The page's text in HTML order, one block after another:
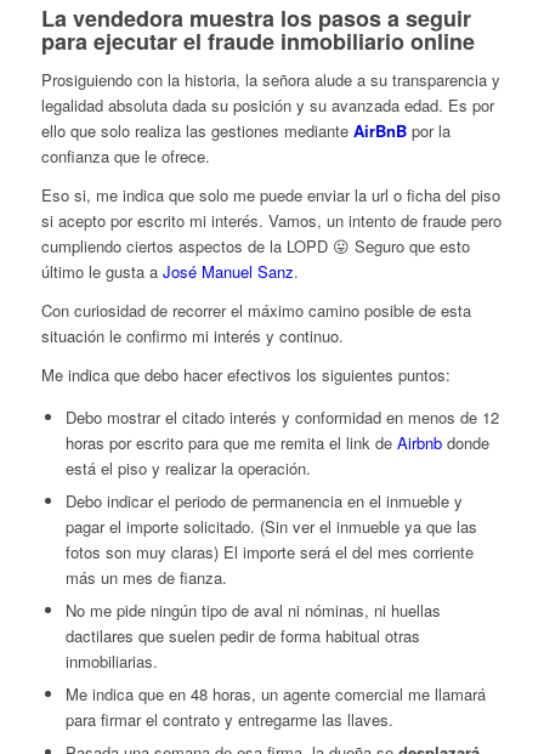
La vendedora muestra los pasos a seguir
para ejecutar el fraude inmobiliario online
Prosiguiendo con la historia, la señora alude a su transparencia y
legalidad absoluta dada su posición y su avanzada edad. Es por
ello que solo realiza las gestiones mediante AirBnBpor la
confianza que le ofrece.
Eso si, me indica que solo me puede enviar la url o ficha del piso
si acepto por escrito mi interés. Vamos, un intento de fraude pero
cumpliendo ciertos aspectos de la LOPD 😛 Seguro que esto
último le gusta a José Manuel Sanz.
Con curiosidad de recorrer el máximo camino posible de esta
situación le confirmo mi interés y continuo.
Me indica que debo hacer efectivos los siguientes puntos:
Debo mostrar el citado interés y conformidad en menos de 12
horas por escrito para que me remita el link de Airbnbdonde
está el piso y realizar la operación.
Debo indicar el periodo de permanencia en el inmueble y
pagar el importe solicitado. (Sin ver el inmueble ya que las
fotos son muy claras) El importe será el del mes corriente
más un mes de fianza.
No me pide ningún tipo de aval ni nóminas, ni huellas
dactilares que suelen pedir de forma habitual otras
inmobiliarias.
Me indica que en 48 horas, un agente comercial me llamará
para firmar el contrato y entregarme las llaves.